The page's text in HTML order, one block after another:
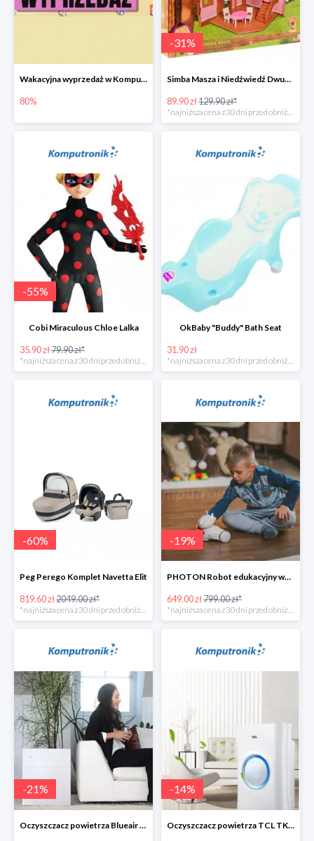
Wakacyjna wyprzedaż w Komputronik do -80%
80%
-31%
Simba Masza i Niedźwiedź Dwupoziomowy dom
89.90 zł129.90 zł*
-55%
Cobi Miraculous Chloe Lalka
35.90 zł79.90 zł*
*najniższa cena z 30 dni przed obniżką
OkBaby "Buddy" Bath Seat
31.90 zł
*najniższa cena z 30 dni przed obniżką
-60%
Peg Perego Komplet Navetta Elit
819.60 zł2049.00 zł*
-19%
PHOTON Robot edukacyjny wersja domowa
649.00 zł799.00 zł*
-21%
Oczyszczacz powietrza Blueair 203 Classic -135zł
-14%
Oczyszczacz powietrza TCL TKJ400F -156zł